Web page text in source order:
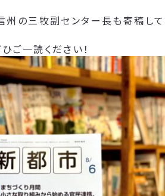
州の三牧副センター長も寄稿して
ご一読ください！